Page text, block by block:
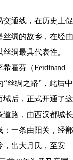
通线，在历史上促
丝绸的故乡，在经由
绸最具代表性。
霍芬（Ferdinand
“丝绸之路”，此后中
域后，正式开通了这
道路，由西汉都城长
：一条由阳关，经鄯
，出大月氏，至安